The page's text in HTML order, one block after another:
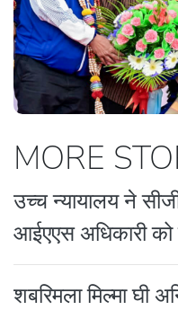
MORE
उच्च न्यायालय ने
आईएएस अधिकारी
शबरिमला मिल्मा घी